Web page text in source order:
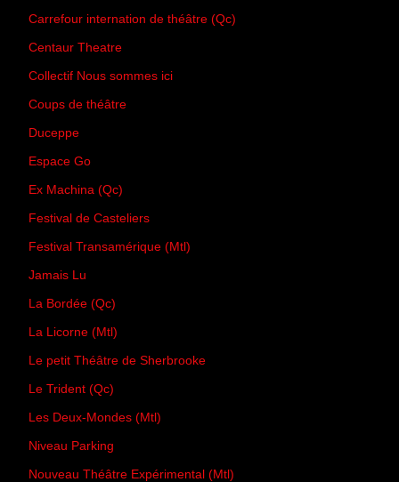
Carrefour internation de théâtre (Qc)
Centaur Theatre
Collectif Nous sommes ici
Coups de théâtre
Duceppe
Espace Go
Ex Machina (Qc)
Festival de Casteliers
Festival Transamérique (Mtl)
Jamais Lu
La Bordée (Qc)
La Licorne (Mtl)
Le petit Théâtre de Sherbrooke
Le Trident (Qc)
Les Deux-Mondes (Mtl)
Niveau Parking
Nouveau Théâtre Expérimental (Mtl)